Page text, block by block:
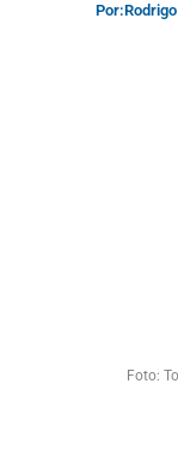
Por:
Foto: